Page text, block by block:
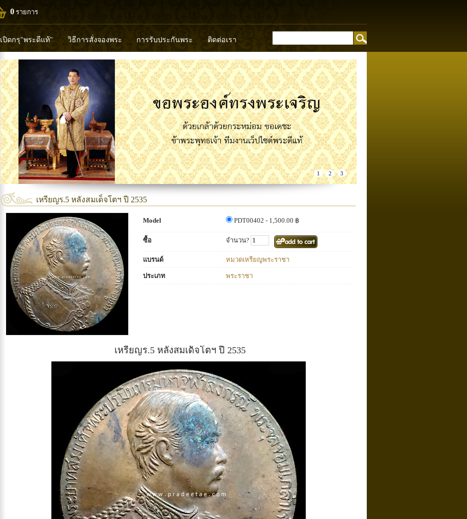
0 รายการ
เปิดกรุ"พระดีแท้" วิธีการสั่งจองพระ การรับประกันพระ ติดต่อเรา
หลวงพ่อทวด หลวงปู่ทิม หลวงพ่อคูณ หลวงพ่อมุ่ย หลวงพ่อปล้อง
พระพุทธวิริยากร
1 2 3
เหรียญร.5 หลังสมเด็จโตฯ ปี 2535
Model PDT00402 - 1,500.00 ฿
ซื้อ จำนวน?
แบรนด์ หมวดเหรียญพระราชา
ประเภท พระราชา
เหรียญร.5 หลังสมเด็จโตฯ ปี 2535